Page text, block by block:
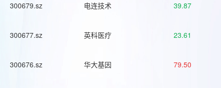
300679.sz 电连技术 39.87
300677.sz 英科医疗 23.61
300676.sz 华大基因 79.50